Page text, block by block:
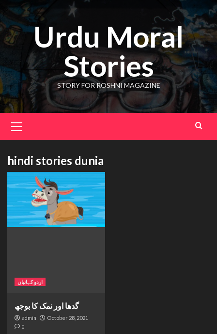
to
content
Urdu Moral
Stories
STORY FOR ROSHNI MAGAZINE
Menu
hindi stories dunia
اردو کہانیاں
گدھا اور نمک کا بوجھ
admin October 28, 2021
0